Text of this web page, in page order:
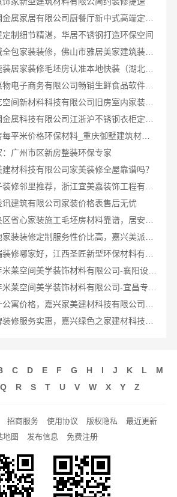
定制细节精湛，华居不锈钢打造环保空间
佛山禅城全包家装装修，佛山市雅居美家建筑装饰工程有限公司省心到家
光谷极速装居家装修毛坯房认准本地快装（湖北）科技有限公司
湖北省惠物电子商务有限公司畅销生鲜食品软件功能一览
福建尚艺空间新材料科技有限公司旧房室内家装自有工厂整体落地
渝北建房每平米价格环保材料_重庆御墅建筑材料有限公司
：广州市区新房整装环保专家
材科技有限公司家美装修全屋靠谱吗？
讯建筑有限公司家装价格表售后无忧
湖北百年米莱空间美学装饰材料有限公司-襄阳设计装修轻奢风实景展示
C D E F G H I J K L
M
Q R S T U V W X Y Z
招商服务 使用协议 版权隐私
最近更新
地图
发布信息 免费注册